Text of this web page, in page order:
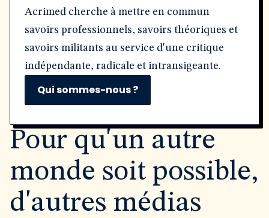
Acrimed cherche à mettre en commun
savoirs professionnels, savoirs théoriques et
savoirs militants au service d'une critique
indépendante, radicale et intransigeante.
Qui sommes-nous ?
Pour qu'un autre
monde soit possible,
d'autres médias